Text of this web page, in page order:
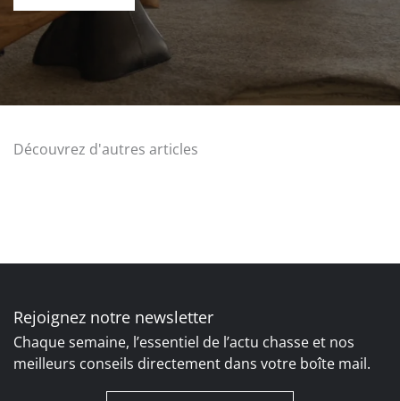
Découvrez d'autres articles
Rejoignez notre newsletter
Chaque semaine, l’essentiel de l’actu chasse et nos
meilleurs conseils directement dans votre boîte mail.